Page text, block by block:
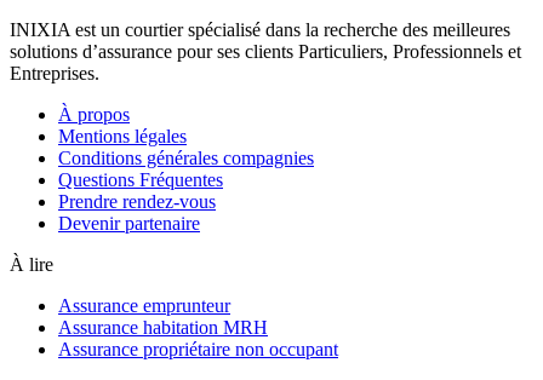
INIXIA est un courtier spécialisé dans la recherche des meilleures
solutions d’assurance pour ses clients Particuliers, Professionnels et
Entreprises.
À propos
Mentions légales
Conditions générales compagnies
Questions Fréquentes
Prendre rendez-vous
Devenir partenaire
À lire
Assurance emprunteur
Assurance habitation MRH
Assurance propriétaire non occupant